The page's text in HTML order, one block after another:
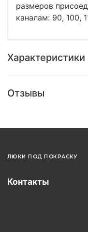
размеров
каналам: 90, 100,
Характеристики
Отзывы
ЛЮКИ ПОД ПОКРАСКУ
Контакты